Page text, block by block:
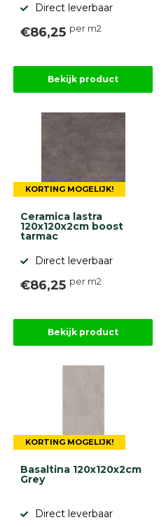
tuinproject
9.1
946
ervaringen
Direct leverbaar
€86,25 per m2
Bekijk product
KORTING MOGELIJK!
Ceramica lastra
120x120x2cm boost
tarmac
Direct leverbaar
€86,25 per m2
Bekijk product
KORTING MOGELIJK!
Basaltina 120x120x2cm
Grey
Direct leverbaar